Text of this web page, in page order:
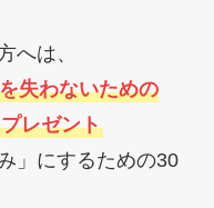
へは、
失わないための
プレゼント
」にするための30